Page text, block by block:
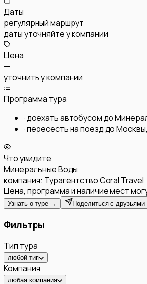
Даты
регулярный маршрут
даты уточняйте у компании
Цена
—
уточнить у компании
Программа тура
·доехать автобусом до
·пересесть на поезд до
Что увидите
Минеральные Воды
компания: Турагентство Coral Travel
Цена, программа и наличие мест
Узнать о туре → Поделиться с друзьями
Фильтры
Тип тура
любой тип
Компания
любая компания